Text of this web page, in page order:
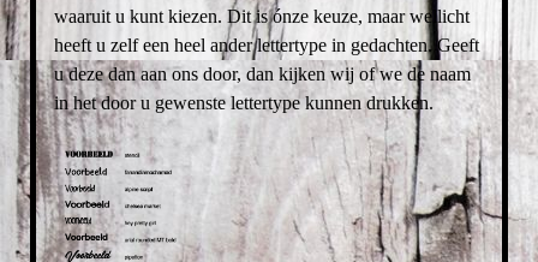
waaruit u kunt kiezen. Dit is ónze keuze, maar wellicht
heeft u zelf een heel ander lettertype in gedachten. Geeft
u deze dan aan ons door, dan kijken wij of we de naam
in het door u gewenste lettertype kunnen drukken.